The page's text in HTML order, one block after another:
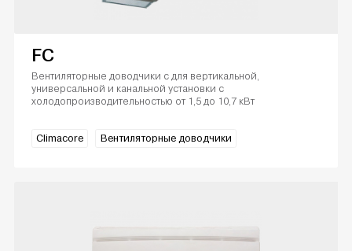
FC
Вентиляторные доводчики с для вертикальной,
универсальной и канальной установки с
холодопроизводительностью от 1,5 до 10,7 кВт
Climacore Вентиляторные доводчики